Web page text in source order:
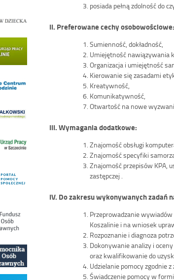
posiada pełną zdolność do
II. Preferowane cechy osobowościowe:
Sumienność, dokładność,
Umiejętność nawiązywania
Organizacja i umiejętność
Kierowanie się zasadami
Kreatywność,
Komunikatywność,
Otwartość na nowe
III. Wymagania dodatkowe:
Znajomość obsługi
Znajomość specyfiki
Znajomość przepisów KPA,
zastępczej .
IV. Do zakresu wykonywanych zadań
Przeprowadzanie
Koszalinie i na wniosek
Rozpoznanie i diagnoza
Dokonywanie analizy i
oraz kwalifikowanie do
Udzielanie pomocy zgodnie
Świadczenie pomocy w